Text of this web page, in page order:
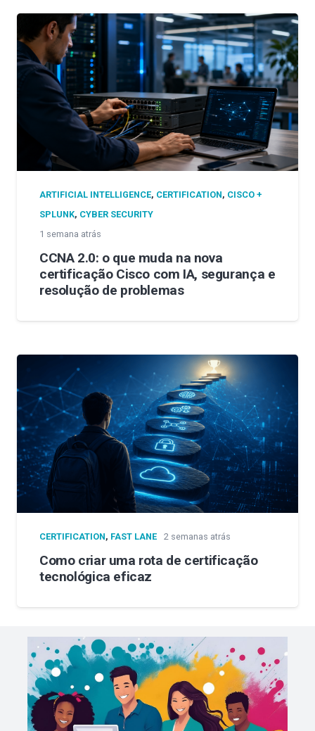
ARTIFICIAL INTELLIGENCE, CERTIFICATION, CISCO +
SPLUNK, CYBER SECURITY
1 semana atrás
CCNA 2.0: o que muda na nova
certificação Cisco com IA, segurança e
resolução de problemas
CERTIFICATION, FAST LANE 2 semanas atrás
Como criar uma rota de certificação
tecnológica eficaz